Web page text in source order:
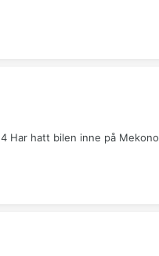
Har hatt bilen inne på